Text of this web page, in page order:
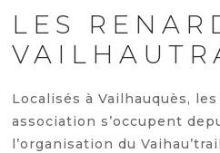
LES
Localisés à Vailhauquès,
association s’occupent
l’organisation du